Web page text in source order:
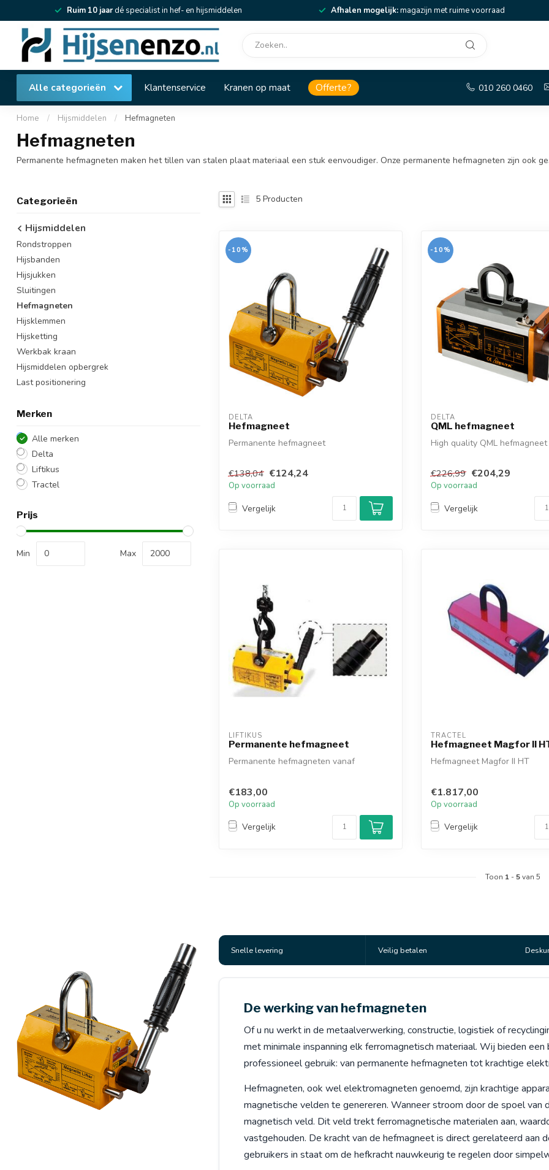
Ruim 10 jaardé specialist in hef- en hijsmiddelen Afhalen mogelijk:magazijn met ruime voorraad
Alle categorieën Klantenservice Kranen op maat Offerte? 010 260 0460
Home / Hijsmiddelen / Hefmagneten
Hefmagneten
Permanente hefmagneten maken het tillen van stalen plaat materiaal een stuk eenvoudiger. Onze permanente hefmagneten zijn ook
Categorieën
Hijsmiddelen
Rondstroppen
Hijsbanden
Hijsjukken
Sluitingen
Hefmagneten
Hijsklemmen
Hijsketting
Werkbak kraan
Hijsmiddelen opbergrek
Last positionering
Merken
Alle merken
Delta
Liftikus
Tractel
Prijs
Min Max
5 Producten
-10%
DELTA
Hefmagneet
Permanente hefmagneet
€138,04 €124,24
Op voorraad
Vergelijk
-10%
DELTA
QML hefmagneet
High quality QML
€226,99 €204,29
Op voorraad
Vergelijk
LIFTIKUS
Permanente hefmagneet
Permanente hefmagneten vanaf
€183,00
Op voorraad
Vergelijk
TRACTEL
Hefmagneet Magfor II
Hefmagneet Magfor II HT
€1.817,00
Op voorraad
Vergelijk
Toon 1 -5van 5
Snelle levering Veilig betalen
De werking van hefmagneten
Of u nu werkt in de metaalverwerking, constructie, logistiek of
met minimale inspanning elk ferromagnetisch materiaal. Wij bieden
professioneel gebruik: van permanente hefmagneten tot krachtige
Hefmagneten, ook wel elektromagneten genoemd, zijn krachtige
magnetische velden te genereren. Wanneer stroom door de spoel
magnetisch veld. Dit veld trekt ferromagnetische materialen aan,
vastgehouden. De kracht van de hefmagneet is direct gerelateerd
gebruikers in staat om de hefkracht nauwkeurig te regelen door